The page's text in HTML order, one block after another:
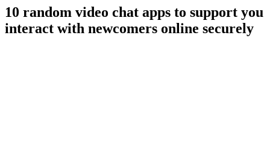
10 random video chat apps to support you
interact with newcomers online securely